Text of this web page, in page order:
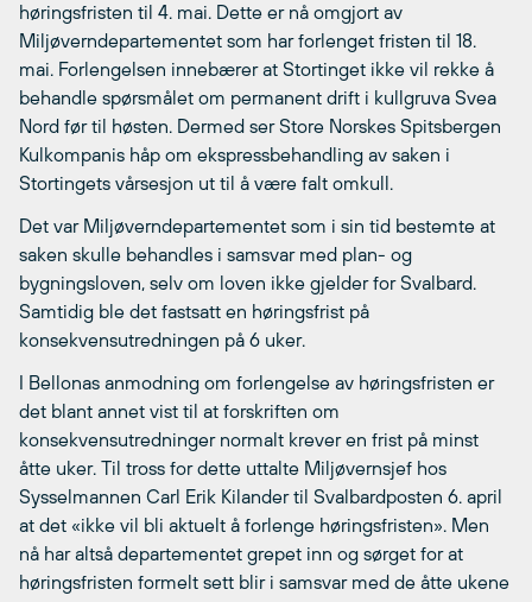
høringsfristen til 4. mai. Dette er nå omgjort av
Miljøverndepartementet som har forlenget fristen til 18.
mai. Forlengelsen innebærer at Stortinget ikke vil rekke å
behandle spørsmålet om permanent drift i kullgruva Svea
Nord før til høsten. Dermed ser Store Norskes Spitsbergen
Kulkompanis håp om ekspressbehandling av saken i
Stortingets vårsesjon ut til å være falt omkull.
Det var Miljøverndepartementet som i sin tid bestemte at
saken skulle behandles i samsvar med plan- og
bygningsloven, selv om loven ikke gjelder for Svalbard.
Samtidig ble det fastsatt en høringsfrist på
konsekvensutredningen på 6 uker.
I Bellonas anmodning om forlengelse av høringsfristen er
det blant annet vist til at forskriften om
konsekvensutredninger normalt krever en frist på minst
åtte uker. Til tross for dette uttalte Miljøvernsjef hos
Sysselmannen Carl Erik Kilander til Svalbardposten 6. april
at det «ikke vil bli aktuelt å forlenge høringsfristen». Men
nå har altså departementet grepet inn og sørget for at
høringsfristen formelt sett blir i samsvar med de åtte ukene